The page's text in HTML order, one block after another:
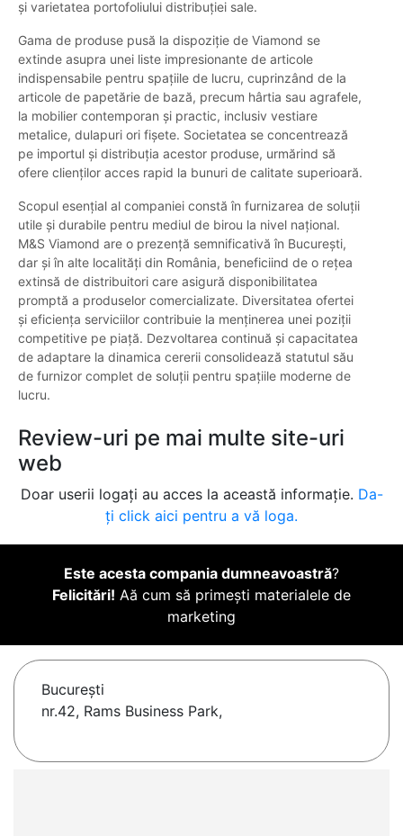
și varietatea portofoliului distribuției sale.
Gama de produse pusă la dispoziție de Viamond se
extinde asupra unei liste impresionante de articole
indispensabile pentru spațiile de lucru, cuprinzând de la
articole de papetărie de bază, precum hârtia sau agrafele,
la mobilier contemporan și practic, inclusiv vestiare
metalice, dulapuri ori fișete. Societatea se concentrează
pe importul și distribuția acestor produse, urmărind să
ofere clienților acces rapid la bunuri de calitate superioară.
Scopul esențial al companiei constă în furnizarea de soluții
utile și durabile pentru mediul de birou la nivel național.
M&S Viamond are o prezență semnificativă în București,
dar și în alte localități din România, beneficiind de o rețea
extinsă de distribuitori care asigură disponibilitatea
promptă a produselor comercializate. Diversitatea ofertei
și eficiența serviciilor contribuie la menținerea unei poziții
competitive pe piață. Dezvoltarea continuă și capacitatea
de adaptare la dinamica cererii consolidează statutul său
de furnizor complet de soluții pentru spațiile moderne de
lucru.
Review-uri pe mai multe site-uri
web
Doar userii logați au acces la această informație. Da-
ți click aici pentru a vă loga.
Este acesta compania dumneavoastră?
Felicitări! Aă cum să primești materialele de
marketing
Bucureşti
nr.42, Rams Business Park,